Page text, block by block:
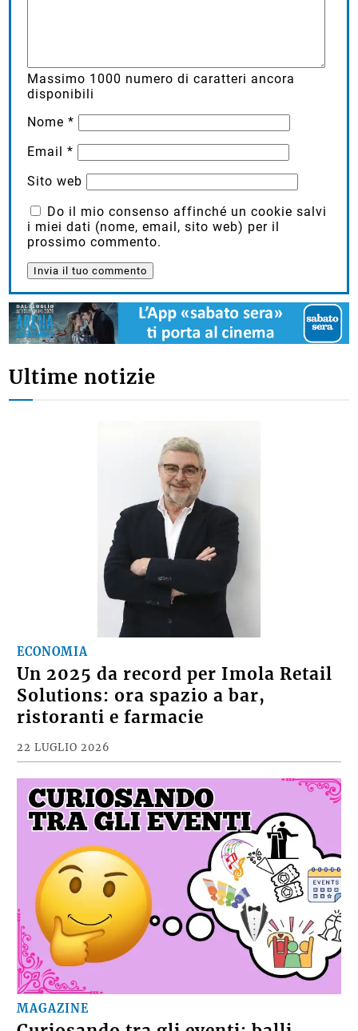
Massimo 1000 numero di caratteri ancora
disponibili
Nome*
Email*
Sito web
Do il mio consenso affinché un cookie salvi
i miei dati (nome, email, sito web) per il
prossimo commento.
Ultime notizie
ECONOMIA
Un 2025 da record per Imola Retail
Solutions: ora spazio a bar,
ristoranti e farmacie
22 LUGLIO 2026
MAGAZINE